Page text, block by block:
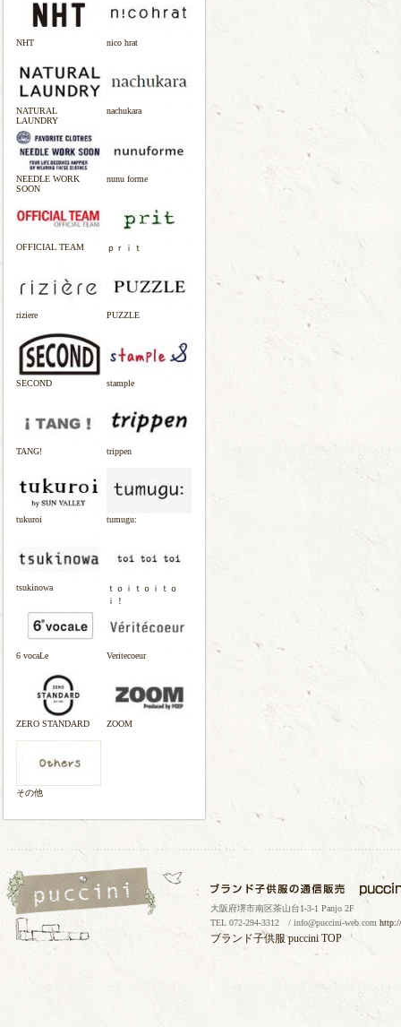
NHT nico hrat
NATURAL
LAUNDRY
nachukara
NEEDLE WORK
SOON
nunu forme
OFFICIAL TEAM ｐｒｉｔ
riziere PUZZLE
SECOND stample
TANG! trippen
tukuroi tumugu:
tsukinowa
ｔｏｉｔｏｉｔｏ
ｉ！
6 vocaLe Veritecoeur
ZERO STANDARD ZOOM
その他
大阪府堺市南区茶山台1-3-1 Panjo 2F
TEL 072-294-3312 / info@puccini-web.com
ブランド子供服puccini TOP